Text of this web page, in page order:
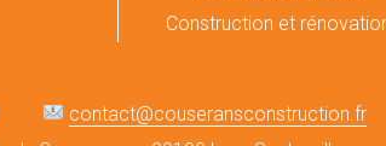
Construction et
contact@couseransconstruction.fr